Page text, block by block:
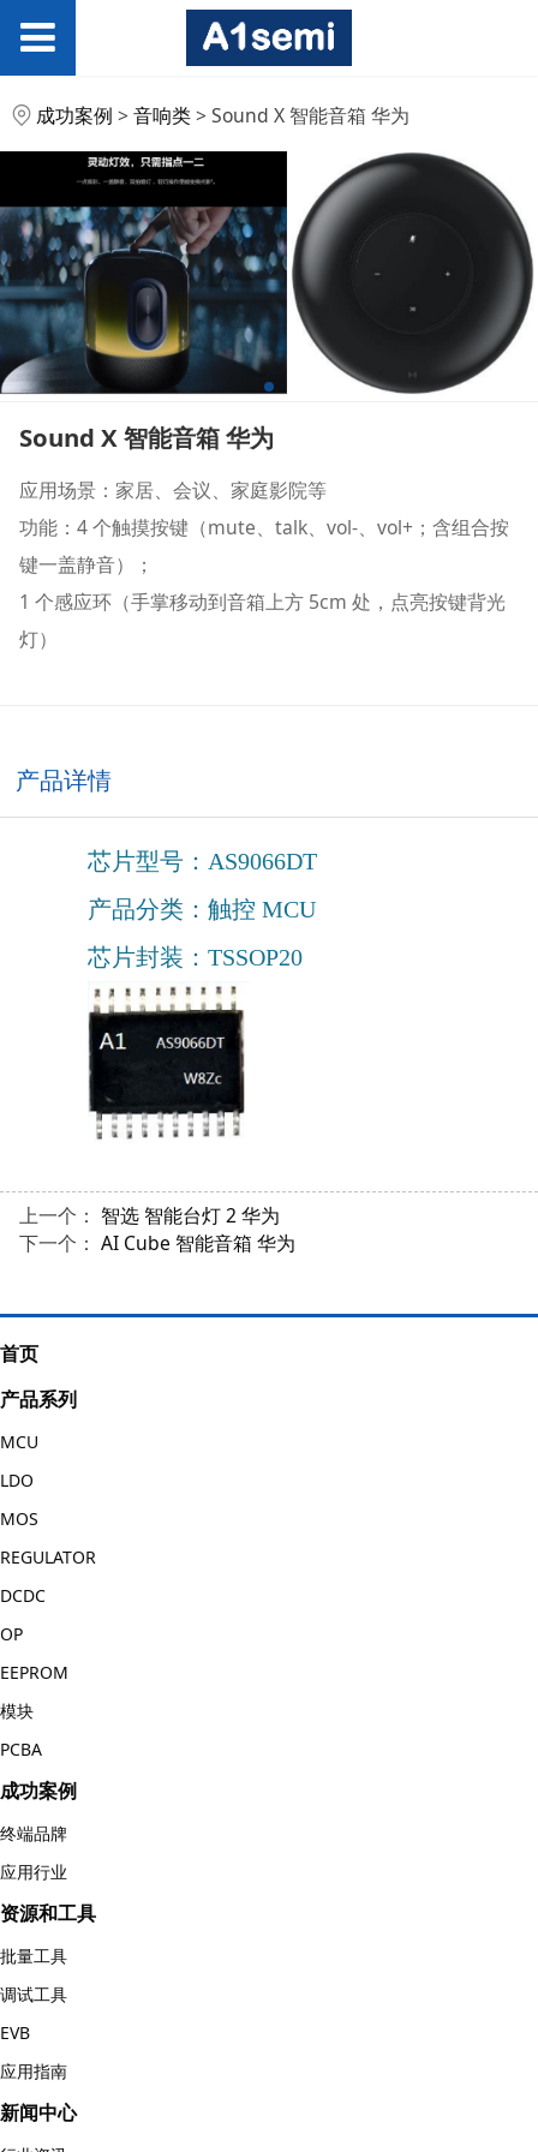
Sound X 智能音箱 华为
成功案例 >音响类>Sound X 智能音箱 华为
Sound X 智能音箱 华为
应用场景：家居、会议、家庭影院等
功能：4 个触摸按键（mute、talk、vol-、vol+；含组合按
键一盖静音）；
1 个感应环（手掌移动到音箱上方 5cm 处，点亮按键背光
灯）
产品详情
芯片型号：AS9066DT
产品分类：触控 MCU
芯片封装：TSSOP20
上一个： 智选 智能台灯 2 华为
下一个： AI Cube 智能音箱 华为
首页
产品系列
MCU
LDO
MOS
REGULATOR
DCDC
OP
EEPROM
模块
PCBA
成功案例
终端品牌
应用行业
资源和工具
批量工具
调试工具
EVB
应用指南
新闻中心